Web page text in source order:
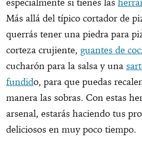
Más allá del típico cortador de
querrás tener una piedra para
corteza crujiente, guantes de
cucharón para la salsa y una
fundido, para que puedas
manera las sobras. Con estas
arsenal, estarás haciendo tus
deliciosos en muy poco tiempo.